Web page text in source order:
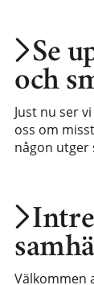
Välkommen
Se
och
Just nu ser
oss om
någon utger